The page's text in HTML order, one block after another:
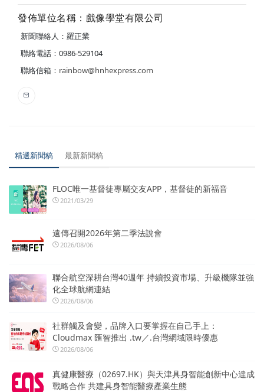
發佈單位名稱：戲像學堂有限公司
新聞聯絡人：羅正業
聯絡電話：0986-529104
聯絡信箱： rainbow@hnhexpress.com
精選新聞稿 最新新聞稿
FLOC唯一基督徒專屬交友APP，基督徒的新福音
2021/03/29
遠傳召開2026年第二季法說會
2026/08/06
聯合航空深耕台灣40週年 持續投資市場、升級機隊並強
化全球航網連結
2026/08/06
社群觸及會變，品牌入口要掌握在自己手上：
Cloudmax 匯智推出 .tw／.台灣網域限時優惠
2026/08/06
真健康醫療（02697.HK）與天津具身智能創新中心達成
戰略合作 共建具身智能醫療產業生態